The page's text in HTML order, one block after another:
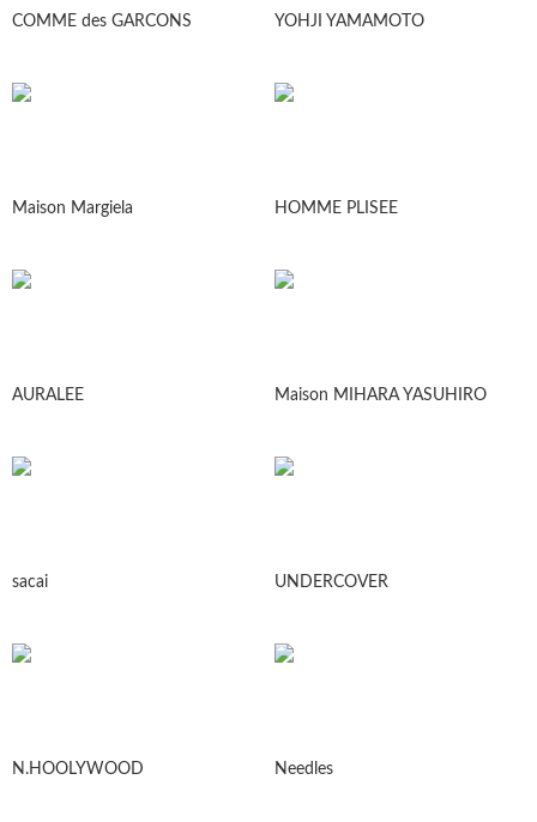
COMME des GARCONS YOHJI YAMAMOTO
Maison Margiela HOMME PLISEE
AURALEE Maison MIHARA YASUHIRO
sacai UNDERCOVER
N.HOOLYWOOD Needles